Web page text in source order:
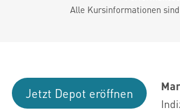
Alle Kursinformationen
Jetzt Depot eröffnen